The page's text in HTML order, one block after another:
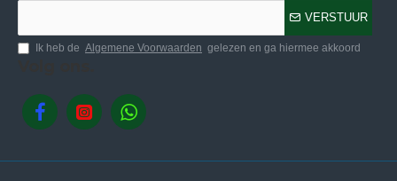
VERSTUUR
Ik heb de Algemene Voorwaarden gelezen en ga hiermee akkoord